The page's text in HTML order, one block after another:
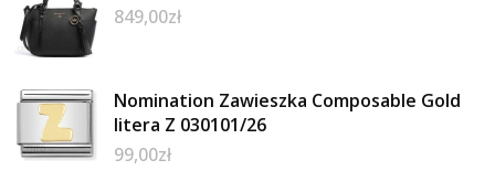
849,00zł
Nomination Zawieszka Composable Gold
litera Z 030101/26
99,00zł